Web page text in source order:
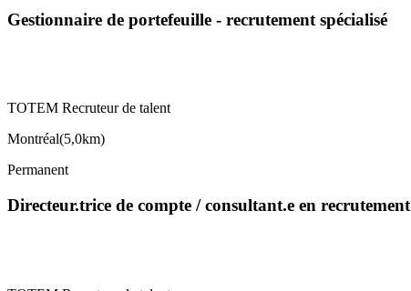
Gestionnaire de portefeuille - recrutement spécialisé
TOTEM Recruteur de talent
Montréal(5,0km)
Permanent
Directeur.trice de compte / consultant.e en recrutement